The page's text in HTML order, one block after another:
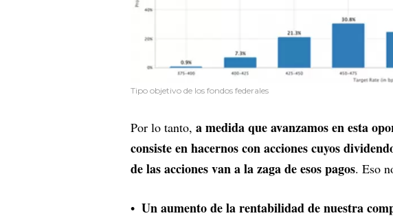
Tipo objetivo de los fondos federales
Por lo tanto, a medida que avanzamos en esta
consiste en hacernos con acciones cuyos
de las acciones van a la zaga de esos pagos. Eso
Un aumento de la rentabilidad de nuestra